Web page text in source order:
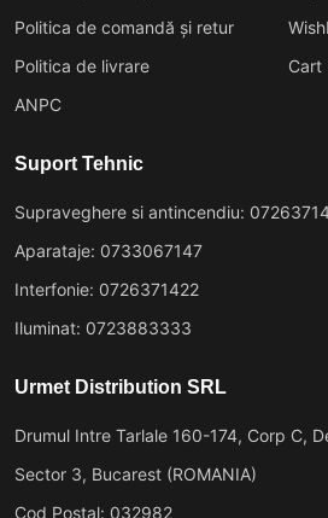
Politica de comandă și retur
Politica de livrare
ANPC
Cart
Suport Tehnic
Supraveghere si antincendiu:
Aparataje: 0733067147
Interfonie: 0726371422
Iluminat: 0723883333
Urmet Distribution SRL
Drumul Intre Tarlale 160-174, Corp C,
Sector 3, Bucarest (ROMANIA)
Cod Postal: 032982